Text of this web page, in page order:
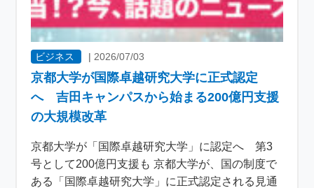
ビジネス | 2026/07/03
京都大学が国際卓越研究大学に正式認定
へ 吉田キャンパスから始まる200億円支援
の大規模改革
京都大学が「国際卓越研究大学」に認定へ 第3
号として200億円支援も 京都大学が、国の制度で
ある「国際卓越研究大学」に正式認定される見通